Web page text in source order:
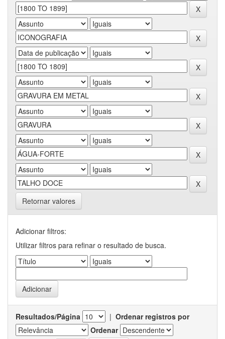
Retornar valores
Adicionar filtros:
Utilizar filtros para refinar o resultado de busca.
Resultados/Página | Ordenar registros por
Ordenar